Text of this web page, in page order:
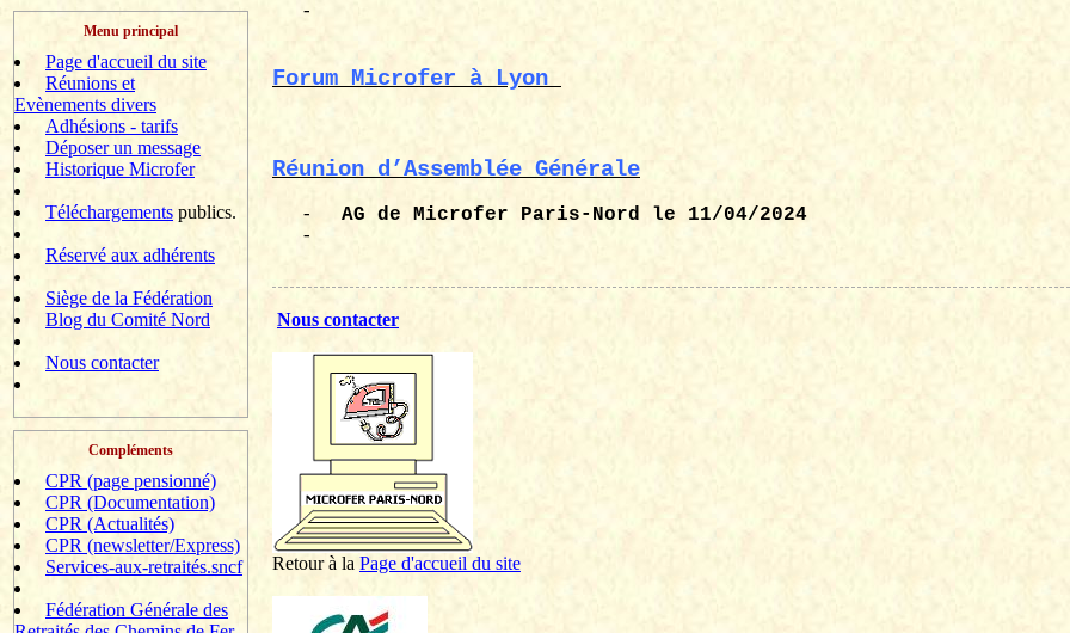
Menu principal
Page d'accueil du site
Réunions et
Evènements divers
Adhésions - tarifs
Déposer un message
Historique Microfer
Téléchargements publics.
Réservé aux adhérents
Siège de la Fédération
Blog du Comité Nord
Nous contacter
Compléments
CPR (page pensionné)
CPR (Documentation)
CPR (Actualités)
CPR (newsletter/Express)
Services-aux-retraités.sncf
Fédération Générale des
-
Forum Microfer à Lyon
Réunion d’Assemblée Générale
- AG de Microfer Paris-Nord le 11/04/2024
-
Nous contacter
Retour à la Page d'accueil du site